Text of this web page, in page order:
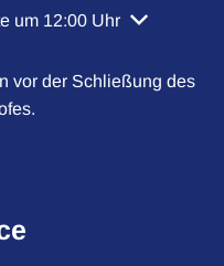
oder Schließzeiten
um 12:00 Uhr
vor der Schließung des